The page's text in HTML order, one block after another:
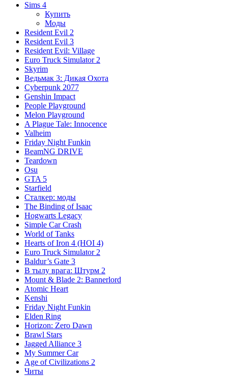
Sims 4
Купить
Моды
Resident Evil 2
Resident Evil 3
Resident Evil: Village
Euro Truck Simulator 2
Skyrim
Ведьмак 3: Дикая Охота
Cyberpunk 2077
Genshin Impact
People Playground
Melon Playground
A Plague Tale: Innocence
Valheim
Friday Night Funkin
BeamNG DRIVE
Teardown
Osu
GTA 5
Starfield
Сталкер: моды
The Binding of Isaac
Hogwarts Legacy
Simple Car Crash
World of Tanks
Hearts of Iron 4 (HOI 4)
Euro Truck Simulator 2
Baldur’s Gate 3
В тылу врага: Штурм 2
Mount & Blade 2: Bannerlord
Atomic Heart
Kenshi
Friday Night Funkin
Elden Ring
Horizon: Zero Dawn
Brawl Stars
Jagged Alliance 3
My Summer Car
Age of Civilizations 2
Читы